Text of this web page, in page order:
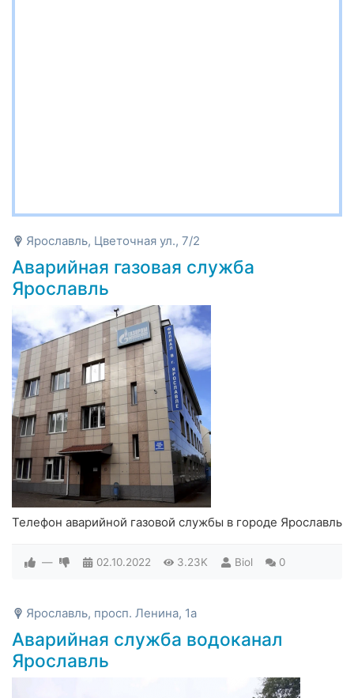
Ярославль, Цветочная ул., 7/2
Аварийная газовая служба
Ярославль
Телефон аварийной газовой службы в городе Ярославль
— 02.10.2022 3.23K Biol 0
Ярославль, просп. Ленина, 1а
Аварийная служба водоканал
Ярославль